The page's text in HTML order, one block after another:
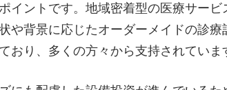
イントです。地域密着型の医療サービ
や背景に応じたオーダーメイドの診療
り、多くの方々から支持されていま